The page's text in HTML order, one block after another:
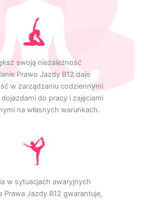
swoją niezależność
Prawo Jazdy B12 daje
w zarządzaniu codziennymi
do pracy i zajęciami
na własnych warunkach.
w sytuacjach awaryjnych
Prawa Jazdy B12 gwarantuje,